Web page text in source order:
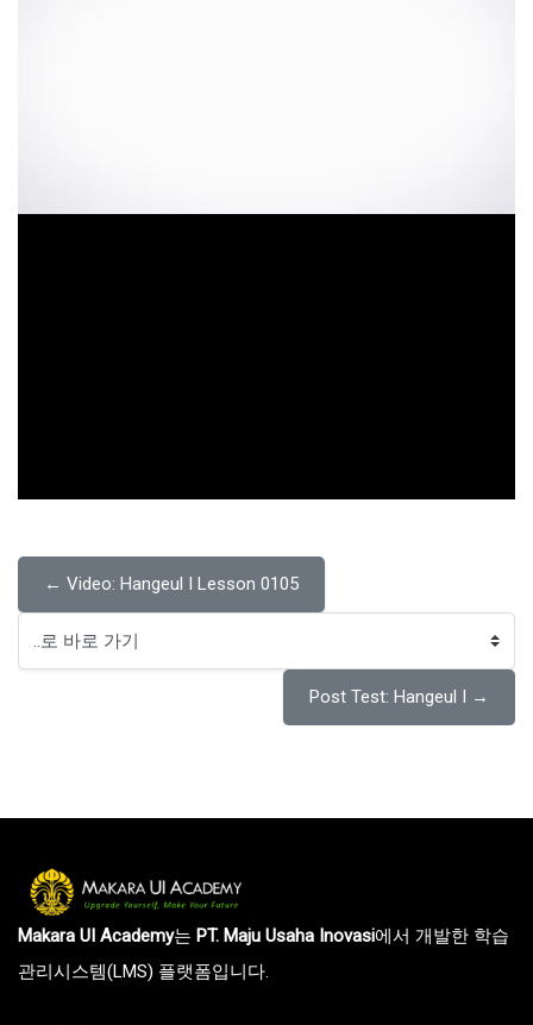
← Video: Hangeul I Lesson 0105
..로 바로 가기
Post Test: Hangeul I →
Makara UI Academy는 PT. Maju Usaha Inovasi에서 개발한 학습
관리시스템(LMS) 플랫폼입니다.